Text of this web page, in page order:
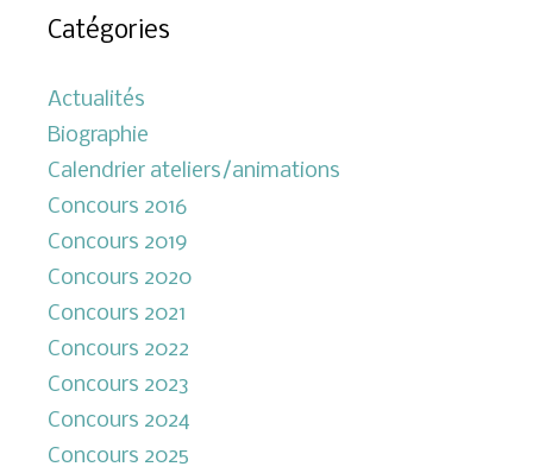
Catégories
Actualités
Biographie
Calendrier ateliers/animations
Concours 2016
Concours 2019
Concours 2020
Concours 2021
Concours 2022
Concours 2023
Concours 2024
Concours 2025